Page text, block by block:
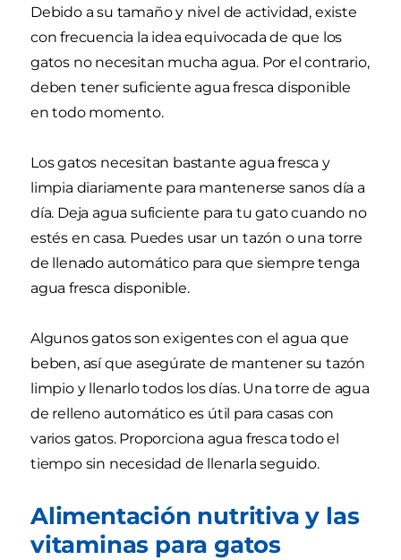
Debido a su tamaño y nivel de actividad, existe
con frecuencia la idea equivocada de que los
gatos no necesitan mucha agua. Por el contrario,
deben tener suficiente agua fresca disponible
en todo momento.
Los gatos necesitan bastante agua fresca y
limpia diariamente para mantenerse sanos día a
día. Deja agua suficiente para tu gato cuando no
estés en casa. Puedes usar un tazón o una torre
de llenado automático para que siempre tenga
agua fresca disponible.
Algunos gatos son exigentes con el agua que
beben, así que asegúrate de mantener su tazón
limpio y llenarlo todos los días. Una torre de agua
de relleno automático es útil para casas con
varios gatos. Proporciona agua fresca todo el
tiempo sin necesidad de llenarla seguido.
Alimentación nutritiva y las
vitaminas para gatos